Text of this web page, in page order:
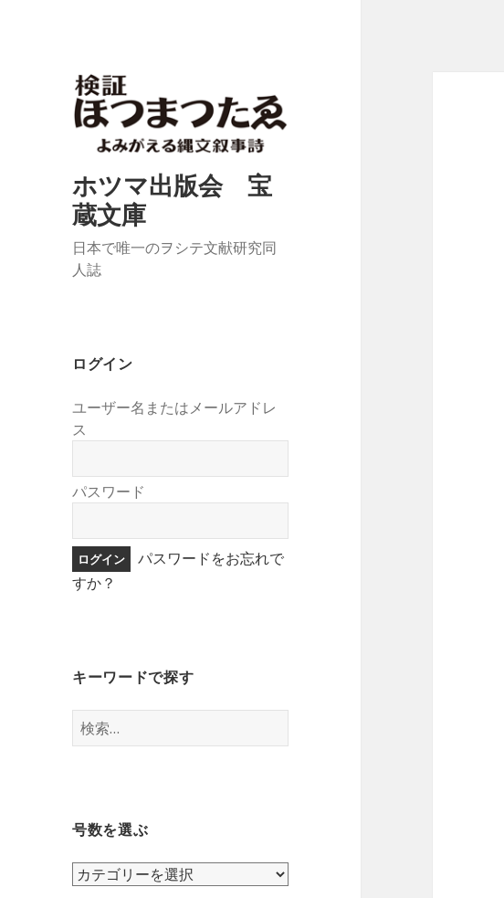
ホツマ出版会 宝
蔵文庫
日本で唯一のヲシテ文献研究同
人誌
ログイン
ユーザー名またはメールアドレ
ス
パスワード
パスワードをお忘れで
すか？
キーワードで探す
検
索:
号数を選ぶ
号